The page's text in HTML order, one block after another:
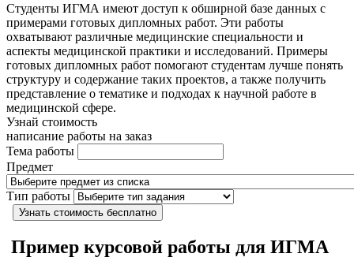
Студенты ИГМА имеют доступ к обширной базе данных с
примерами готовых дипломных работ. Эти работы
охватывают различные медицинские специальности и
аспекты медицинской практики и исследований. Примеры
готовых дипломных работ помогают студентам лучше понять
структуру и содержание таких проектов, а также получить
представление о тематике и подходах к научной работе в
медицинской сфере.
Узнай стоимость
написание работы на заказ
Тема работы
Предмет
Тип работы
Узнать стоимость бесплатно
Пример курсовой работы для ИГМА